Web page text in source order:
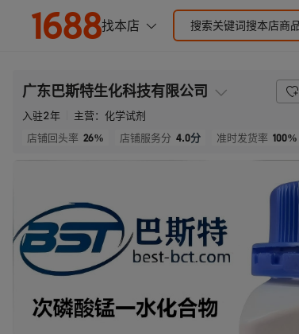
广东巴斯特生化科技有限公司
入驻2年 主营： 化学试剂
店铺回头率 26% 店铺服务分 4.0分 准时发货率 100%